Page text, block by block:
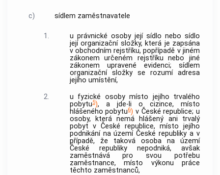
c) sídlem zaměstnavatele
1.
u právnické osoby její sídlo nebo sídlo
její organizační složky, která je zapsána
v obchodním rejstříku, popřípadě v jiném
zákonem určeném rejstříku nebo jiné
zákonem upravené evidenci; sídlem
organizační složkyse rozumí adresa
jejího umístění,
2.
u fyzické osoby místo jejího trvalého
pobytu5), a jde-li o cizince, místo
hlášeného pobytu6) v České republice; u
osoby, která nemá hlášený ani trvalý
pobyt v České republice, místo jejího
podnikání na území České republiky a v
případě, že taková osoba na území
České republiky nepodniká, avšak
zaměstnává pro svou potřebu
zaměstnance, místo výkonu práce
těchto zaměstnanců,